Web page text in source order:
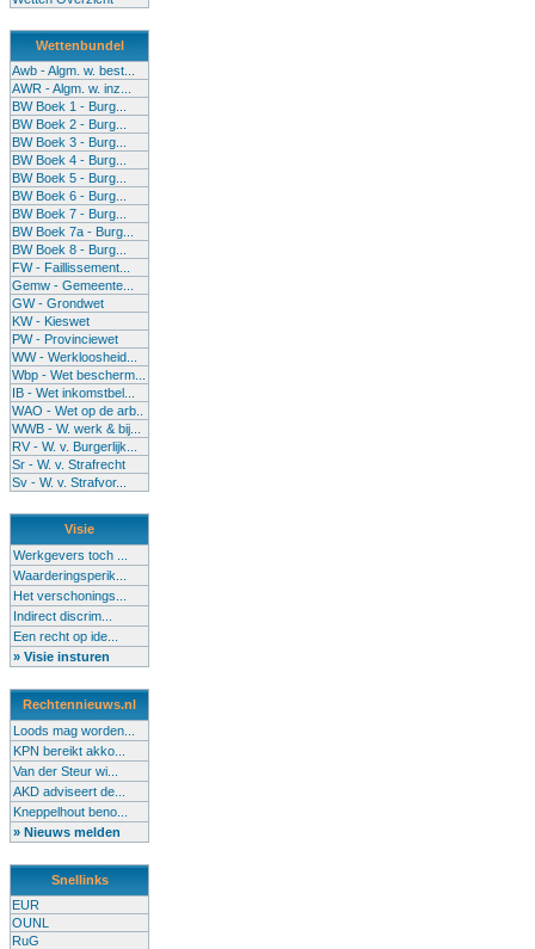
Wettenbundel
Awb - Algm. w. best...
AWR - Algm. w. inz...
BW Boek 1 - Burg...
BW Boek 2 - Burg...
BW Boek 3 - Burg...
BW Boek 4 - Burg...
BW Boek 5 - Burg...
BW Boek 6 - Burg...
BW Boek 7 - Burg...
BW Boek 7a - Burg...
BW Boek 8 - Burg...
FW - Faillissement...
Gemw - Gemeente...
GW - Grondwet
KW - Kieswet
PW - Provinciewet
WW - Werkloosheid...
Wbp - Wet bescherm...
IB - Wet inkomstbel...
WAO - Wet op de arb..
WWB - W. werk & bij...
RV - W. v. Burgerlijk...
Sr - W. v. Strafrecht
Sv - W. v. Strafvor...
Visie
Werkgevers toch ...
Waarderingsperik...
Het verschonings...
Indirect discrim...
Een recht op ide...
» Visie insturen
Rechtennieuws.nl
Loods mag worden...
KPN bereikt akko...
Van der Steur wi...
AKD adviseert de...
Kneppelhout beno...
» Nieuws melden
Snellinks
EUR
OUNL
RuG